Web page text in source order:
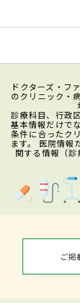
ドクターズ・フ
のクリニック・
診療科目、行政
基本情報だけで
条件に合ったク
ます。 医院情報
関する情報（診
ご掲